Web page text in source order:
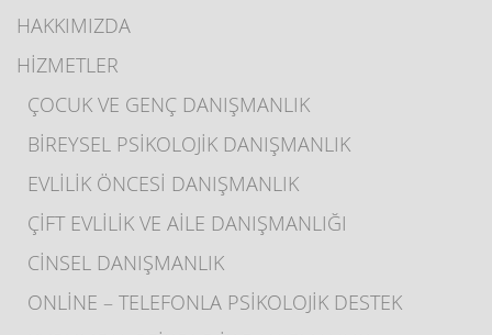
HAKKIMIZDA
HİZMETLER
ÇOCUK VE GENÇ DANIŞMANLIK
BİREYSEL PSİKOLOJİK DANIŞMANLIK
EVLİLİK ÖNCESİ DANIŞMANLIK
ÇİFT EVLİLİK VE AİLE DANIŞMANLIĞI
CİNSEL DANIŞMANLIK
ONLİNE – TELEFONLA PSİKOLOJİK DESTEK